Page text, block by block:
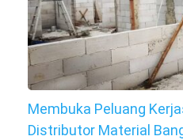
Membuka Peluang
Distributor Material